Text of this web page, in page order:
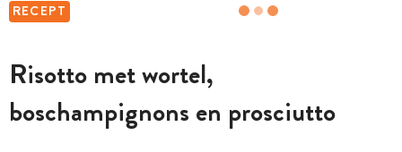
RECEPT
Risotto met wortel,
boschampignons en prosciutto